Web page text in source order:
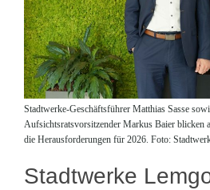
Stadtwerke-Geschäftsführer Matthias Sasse
Aufsichtsratsvorsitzender Markus Baier blicken
die Herausforderungen für 2026. Foto:
Stadtwerke